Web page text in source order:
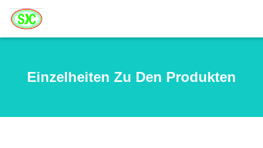
Einzelheiten Zu Den Produkten